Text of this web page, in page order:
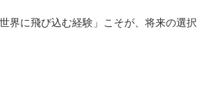
界に飛び込む経験」こそが、将来の選